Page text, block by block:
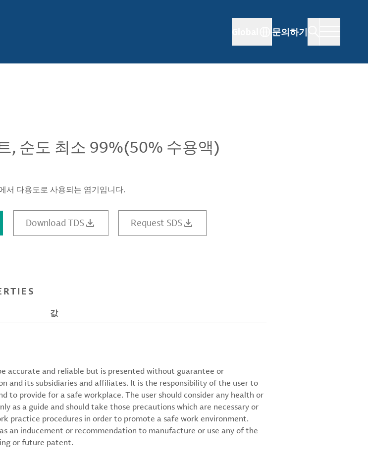
문의하기
, 순도 최소 99%(50% 수용액)
서 다용도로 사용되는 염기입니다.
Download TDS Request SDS
값
accurate and reliable but is presented without guarantee or
and its subsidiaries and affiliates. It is the responsibility of the user to
to provide for a safe workplace. The user should consider any health or
as a guide and should take those precautions which are necessary or
practice procedures in order to promote a safe work environment.
an inducement or recommendation to manufacture or use any of the
or future patent.